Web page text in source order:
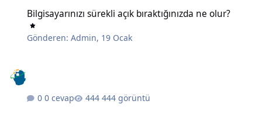
Bilgisayarınızı sürekli açık bıraktığınızda ne olur?
Gönderen:Admin, 19 Ocak
0 cevap 444 görüntü